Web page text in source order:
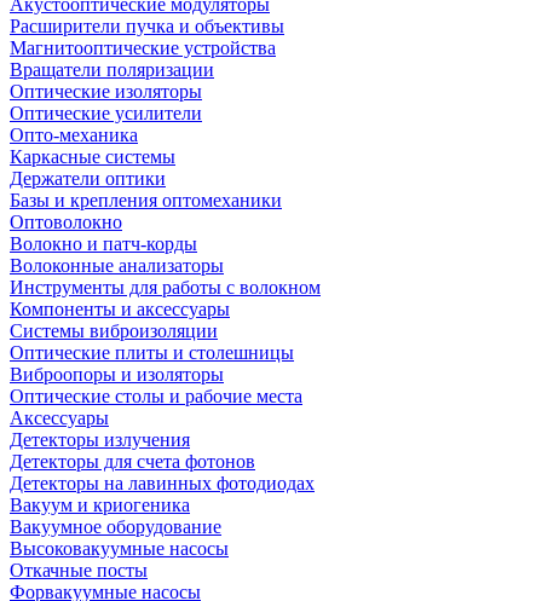
Акустооптические модуляторы
Расширители пучка и объективы
Магнитооптические устройства
Вращатели поляризации
Оптические изоляторы
Оптические усилители
Опто-механика
Каркасные системы
Держатели оптики
Базы и крепления оптомеханики
Оптоволокно
Волокно и патч-корды
Волоконные анализаторы
Инструменты для работы с волокном
Компоненты и аксессуары
Системы виброизоляции
Оптические плиты и столешницы
Виброопоры и изоляторы
Оптические столы и рабочие места
Аксессуары
Детекторы излучения
Детекторы для счета фотонов
Детекторы на лавинных фотодиодах
Вакуум и криогеника
Вакуумное оборудование
Высоковакуумные насосы
Откачные посты
Форвакуумные насосы